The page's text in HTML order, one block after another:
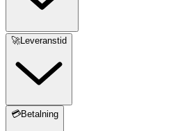
🚀Leveranstid
💳Betalning